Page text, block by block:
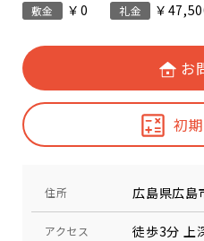
敷金 ￥0 礼金 ￥
お
初
住所 広島県広島
アクセス
徒歩3分 上